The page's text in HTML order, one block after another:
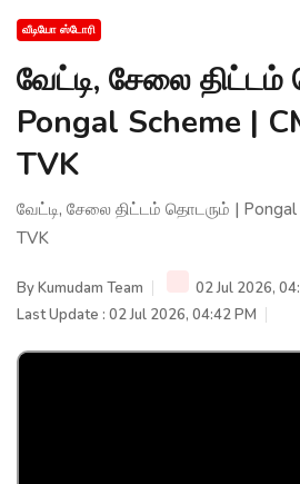
வீடியோ ஸ்டோரி
வேட்டி, சேலை
Pongal Scheme |
TVK
வேட்டி, சேலை திட்டம் தொடரும் | Pongal
TVK
ByKumudam Team
02 Jul 2026,
Last Update : 02 Jul 2026, 04:42 PM